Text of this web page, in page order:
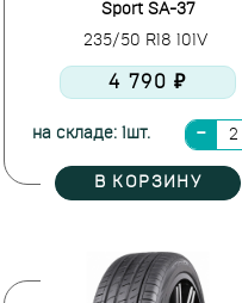
Sport SA-37
235/50 R18 101V
4 790 ₽
на складе: 1шт.
В КОРЗИНУ